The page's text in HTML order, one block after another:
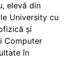
elevă din
University cu
și
Computer
în